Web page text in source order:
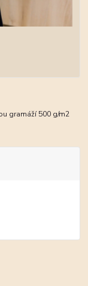
gramáží 500 g/m2